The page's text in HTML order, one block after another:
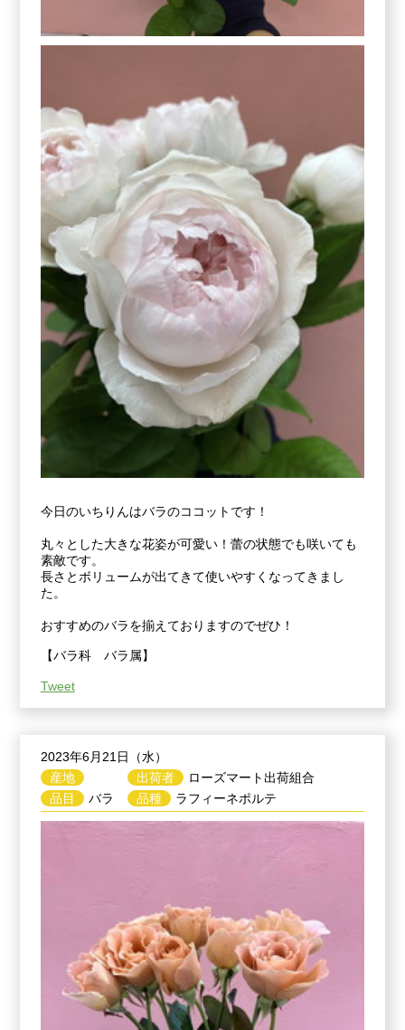
今日のいちりんはバラのココットです！
丸々とした大きな花姿が可愛い！蕾の状態でも咲いても
素敵です。
長さとボリュームが出てきて使いやすくなってきまし
た。
おすすめのバラを揃えておりますのでぜひ！
【バラ科 バラ属】
Tweet
2023年6月21日（水）
産地
品目
バラ
出荷者
ローズマート出荷組合
品種
ラフィーネポルテ